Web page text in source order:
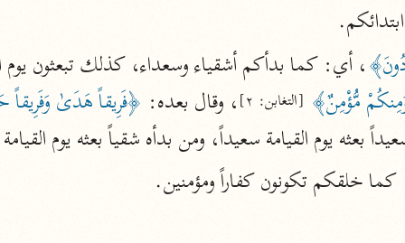
أخرى
أضواء البيان
محمد الأمين الشنقيطي (١٣٩٤ هـ)
نحو ١١ مجلدًا
نظم الدرر
البقاعي (٨٨٥ هـ)
مركَّزة
، أي: كما بدأكم أشقياء وسعداء، كذلك تبعثون يوم
مُّؤْمِنٌ﴾ [التغابن: ٢] ، وقال بعده: ﴿فَرِيقاً هَدَىٰ
بعثه يوم القيامة سعيداً، ومن بدأه شقياً بعثه يوم
خلقكم تكونون كفاراً ومؤمنين.